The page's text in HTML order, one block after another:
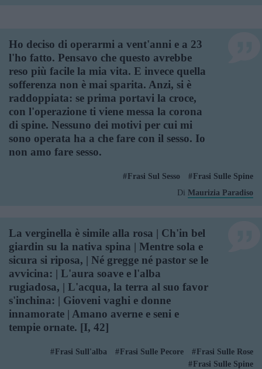
Ho deciso di operarmi a vent'anni e a 23
l'ho fatto. Pensavo che questo avrebbe
reso più facile la mia vita. E invece quella
sofferenza non è mai sparita. Anzi, si è
raddoppiata: se prima portavi la croce,
con l'operazione ti viene messa la corona
di spine. Nessuno dei motivi per cui mi
sono operata ha a che fare con il sesso. Io
non amo fare sesso.
Frasi Sul Sesso
Frasi Sulle Spine
Di Maurizia Paradiso
La verginella è simile alla rosa | Ch'in bel
giardin su la nativa spina | Mentre sola e
sicura si riposa, | Né gregge né pastor se le
avvicina: | L'aura soave e l'alba
rugiadosa, | L'acqua, la terra al suo favor
s'inchina: | Gioveni vaghi e donne
innamorate | Amano averne e seni e
tempie ornate. [I, 42]
Frasi Sull'alba Frasi Sulle Pecore
Frasi Sulle Rose
Frasi Sulle Spine